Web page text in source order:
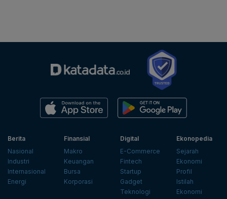
Berita
Nasional
Industri
Internasional
Energi
Finansial
Makro
Keuangan
Bursa
Korporasi
Digital
E-Commerce
Fintech
Startup
Gadget
Teknologi
Ekonopedia
Sejarah
Ekonomi
Profil
Istilah
Ekonomi